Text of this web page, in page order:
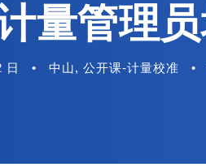
量管理
日 • 中山, 公开课-计量校准 •